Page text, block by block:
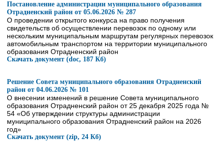
Постановление администрации муниципального образования
Отрадненский район от 05.06.2026 № 287
О проведении открытого конкурса на право получения
свидетельств об осуществлении перевозок по одному или
нескольким муниципальным маршрутам регулярных перевозок
автомобильным транспортом на территории муниципального
образования Отрадненский район
Скачать документ (doc, 187 Кб)
Решение Совета муниципального образования Отрадненский
район от 04.06.2026 № 101
О внесении изменений в решение Совета муниципального
образования Отрадненский район от 25 декабря 2025 года №
54 «Об утверждении структуры администрации
муниципального образования Отрадненский район на 2026
год»
Скачать документ (zip, 24 Кб)